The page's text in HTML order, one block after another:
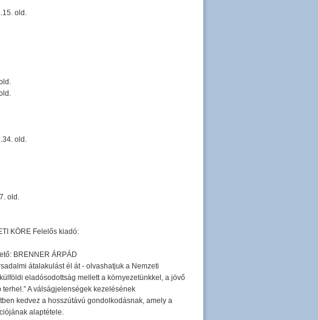
old.
old.
old.
KÖRE Felelős kiadó:
BRENNER ÁRPÁD
átalakulást él át - olvashatjuk a Nemzeti
eladósodottság mellett a környezetünkkel, a jövő
A válságjelenségek kezelésének
kedvez a hosszútávú gondolkodásnak, amely a
alaptétele.